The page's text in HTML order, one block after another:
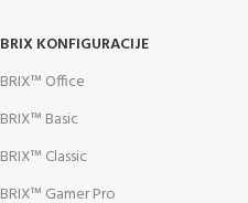
BRIX KONFIGURACIJE
BRIX™ Office
BRIX™ Basic
BRIX™ Classic
BRIX™ Gamer Pro